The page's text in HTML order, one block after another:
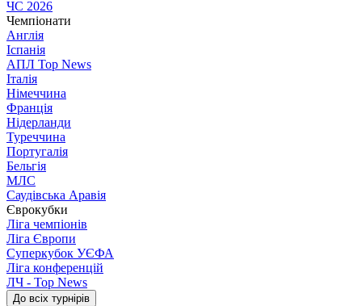
ЧС 2026
Чемпіонати
Англія
Іспанія
АПЛ Top News
Італія
Німеччина
Франція
Нідерланди
Туреччина
Португалія
Бельгія
МЛС
Саудівська Аравія
Єврокубки
Ліга чемпіонів
Ліга Європи
Суперкубок УЄФА
Ліга конференцій
ЛЧ - Top News
До всіх турнірів